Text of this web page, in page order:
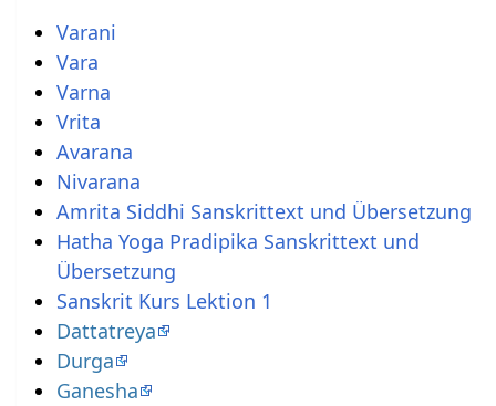
Varani
Vara
Varna
Vrita
Avarana
Nivarana
Amrita Siddhi Sanskrittext und Übersetzung
Hatha Yoga Pradipika Sanskrittext und
Übersetzung
Sanskrit Kurs Lektion 1
Dattatreya
Durga
Ganesha